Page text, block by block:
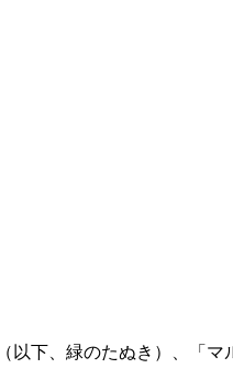
下、緑のたぬき）、「